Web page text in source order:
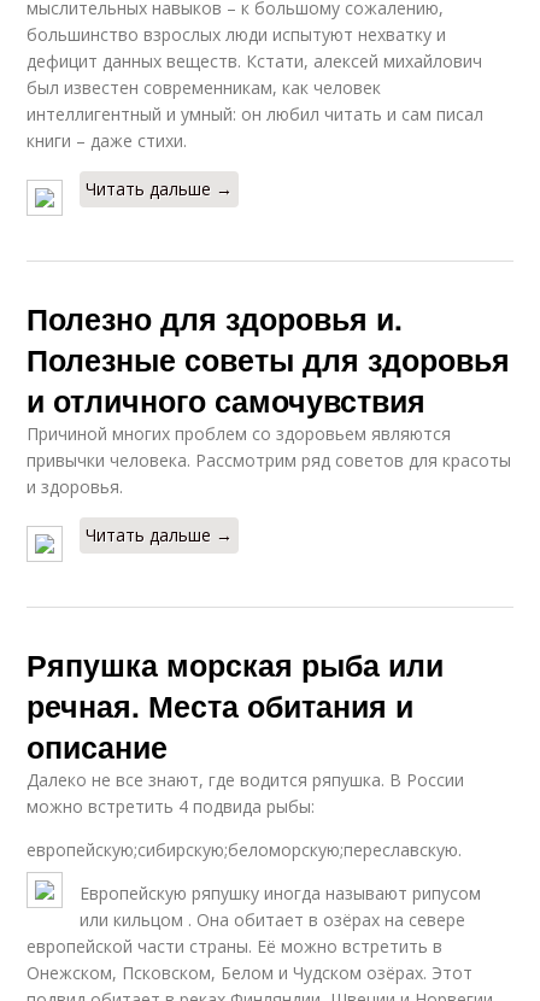
мыслительных навыков – к большому сожалению,
большинство взрослых люди испытуют нехватку и
дефицит данных веществ. Кстати, алексей михайлович
был известен современникам, как человек
интеллигентный и умный: он любил читать и сам писал
книги – даже стихи.
Читать дальше →
Полезно для здоровья и.
Полезные советы для здоровья
и отличного самочувствия
Причиной многих проблем со здоровьем являются
привычки человека. Рассмотрим ряд советов для красоты
и здоровья.
Читать дальше →
Ряпушка морская рыба или
речная. Места обитания и
описание
Далеко не все знают, где водится ряпушка. В России
можно встретить 4 подвида рыбы:
европейскую;сибирскую;беломорскую;переславскую.
Европейскую ряпушку иногда называют рипусом
или кильцом . Она обитает в озёрах на севере
европейской части страны. Её можно встретить в
Онежском, Псковском, Белом и Чудском озёрах. Этот